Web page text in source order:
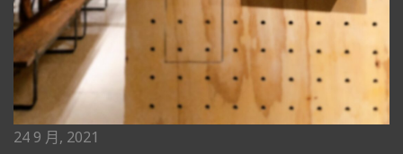
24 9 月, 2021